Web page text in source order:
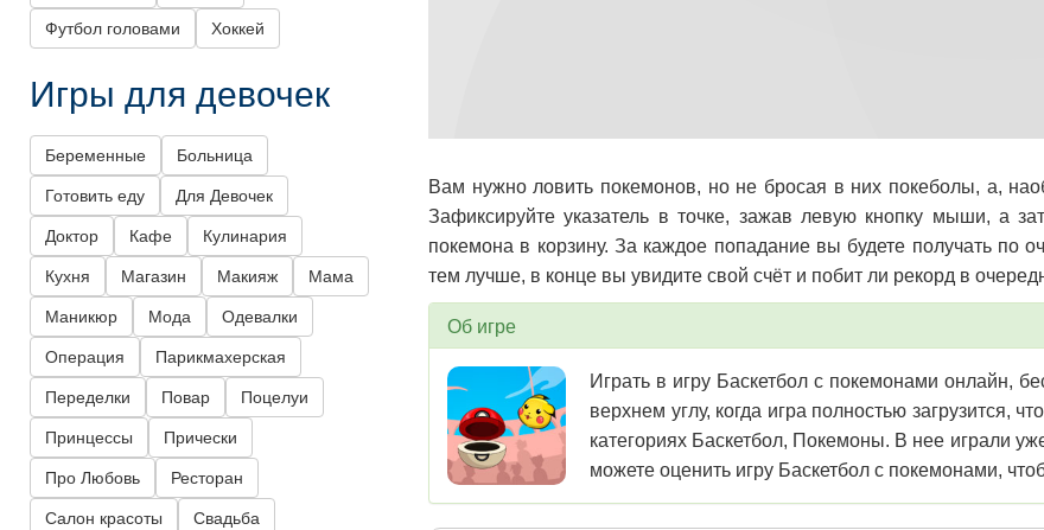
Вам нужно ловить покемонов, но не бросая в них покеболы, а,
Зафиксируйте указатель в точке, зажав левую кнопку мыши, а
покемона в корзину. За каждое попадание вы будете получать по
тем лучше, в конце вы увидите свой счёт и побит ли рекорд в
Об игре
Играть в игру Баскетбол с покемонами онлайн,
верхнем углу, когда игра полностью
категориях Баскетбол, Покемоны. В нее играли
можете оценить игру Баскетбол с покемонами,
Футбол головами Хоккей
Игры для девочек
Беременные Больница
Готовить еду Для Девочек
Доктор Кафе Кулинария
Кухня Магазин Макияж Мама
Маникюр Мода Одевалки
Операция Парикмахерская
Переделки Повар Поцелуи
Принцессы Прически
Про Любовь Ресторан
Салон красоты Свадьба